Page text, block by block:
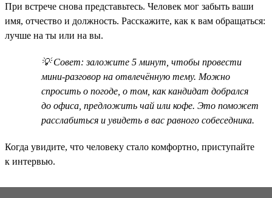
При встрече снова представьтесь. Человек мог забыть ваши
имя, отчество и должность. Расскажите, как к вам обращаться:
лучше на ты или на вы.
💡 Совет: заложите 5 минут, чтобы провести
мини-разговор на отвлечённую тему. Можно
спросить о погоде, о том, как кандидат добрался
до офиса, предложить чай или кофе. Это поможет
расслабиться и увидеть в вас равного собеседника.
Когда увидите, что человеку стало комфортно, приступайте
к интервью.